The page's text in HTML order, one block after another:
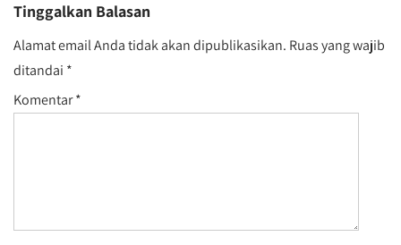
Tinggalkan Balasan
Alamat email Anda tidak akan dipublikasikan. Ruas yang wajib
ditandai *
Komentar*